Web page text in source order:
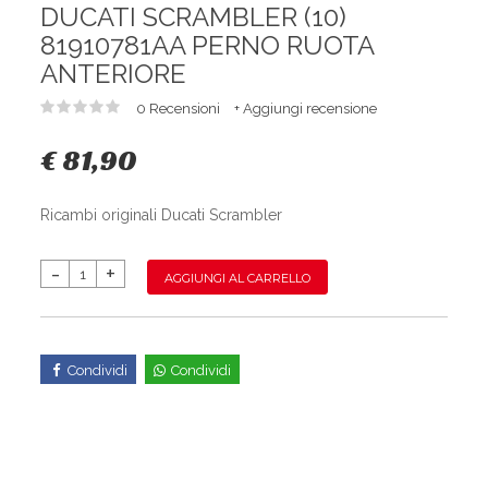
DUCATI SCRAMBLER (10)
81910781AA PERNO RUOTA
ANTERIORE
0 Recensioni + Aggiungi recensione
€ 81,90
Ricambi originali Ducati Scrambler
AGGIUNGI AL CARRELLO
Condividi Condividi